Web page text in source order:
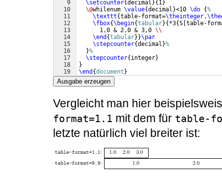
9
10
11
12
13
14
15
16
17
18
19
\setcounter{decimal }{ 1}
\@whilenum \value{decimal }<10 \do {%
\texttt{table-format=\theinteger.
\fbox{\begin{tabular}{ *3{S table-
  1,0 & 2,0 & 3,0
\\
\end {tabular} }\par
\stepcounter{decimal }%
}%
\stepcounter{ integer}
}
\end {document }
Ausgabe erzeugen
Vergleicht man hier
format=1.1 mit dem für table-
letzte natürlich viel breiter ist: